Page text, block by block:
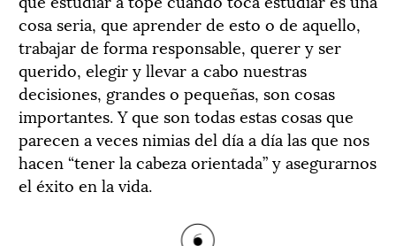
cosa seria, que aprender de esto o de aquello,
trabajar de forma responsable, querer y ser
querido, elegir y llevar a cabo nuestras
decisiones, grandes o pequeñas, son cosas
importantes. Y que son todas estas cosas que
parecen a veces nimias del día a día las que nos
hacen “tener la cabeza orientada” y asegurarnos
el éxito en la vida.